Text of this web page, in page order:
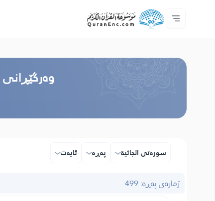
سه‌ره‌كی
پێڕستی وه‌رگێڕاوه‌كان
Audio
خزمەتگوزاریەکانی پەرەپێدەران - API
دەربارەی پرۆژە
په‌یوه‌ندیمان پێوه‌ بكه‌
زمان
سوره‌تی الجاثیة پەڕە ئایه‌ت
ژمارەی پەڕە: 499